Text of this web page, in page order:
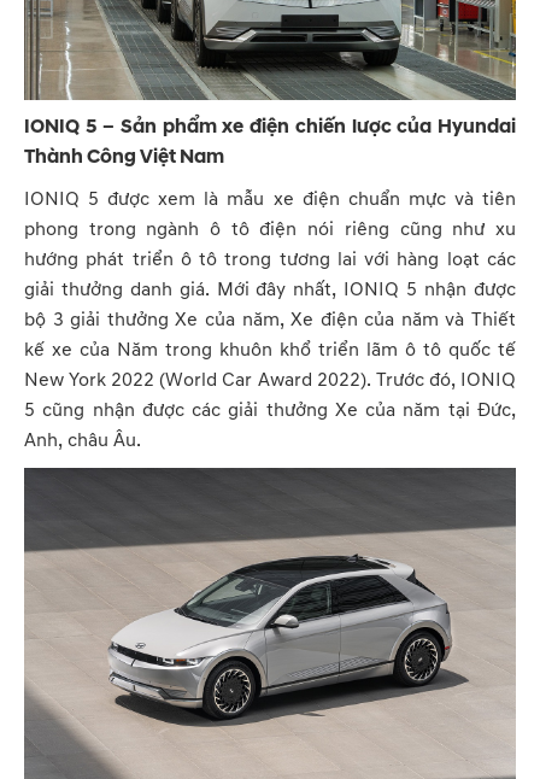
IONIQ 5 – Sản phẩm xe điện chiến lược của Hyundai
Thành Công Việt Nam
IONIQ 5 được xem là mẫu xe điện chuẩn mực và tiên
phong trong ngành ô tô điện nói riêng cũng như xu
hướng phát triển ô tô trong tương lai với hàng loạt các
giải thưởng danh giá. Mới đây nhất, IONIQ 5 nhận được
bộ 3 giải thưởng Xe của năm, Xe điện của năm và Thiết
kế xe của Năm trong khuôn khổ triển lãm ô tô quốc tế
New York 2022 (World Car Award 2022). Trước đó, IONIQ
5 cũng nhận được các giải thưởng Xe của năm tại Đức,
Anh, châu Âu.